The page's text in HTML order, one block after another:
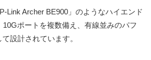
Link Archer BE900」のようなハイエンド
10Gポートを複数備え、有線並みのパフ
設計されています。